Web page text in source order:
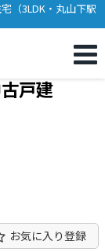
（3LDK・丸山下駅
戸建
お気に入り登録